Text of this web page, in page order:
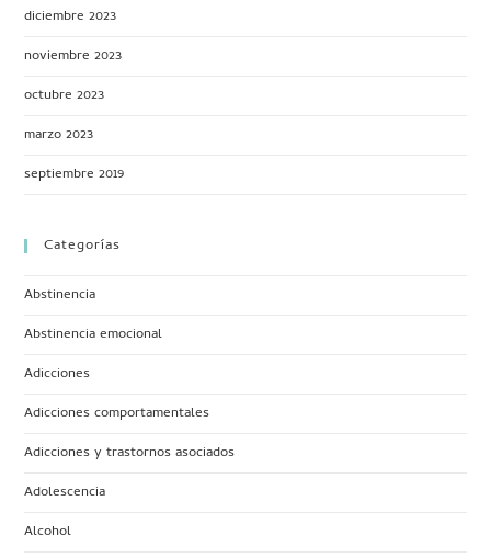
diciembre 2023
noviembre 2023
octubre 2023
marzo 2023
septiembre 2019
Categorías
Abstinencia
Abstinencia emocional
Adicciones
Adicciones comportamentales
Adicciones y trastornos asociados
Adolescencia
Alcohol